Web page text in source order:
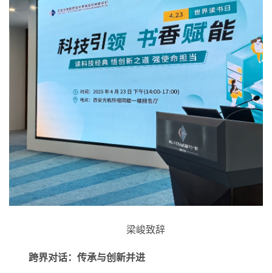
梁峻致辞
跨界对话：传承与创新并进